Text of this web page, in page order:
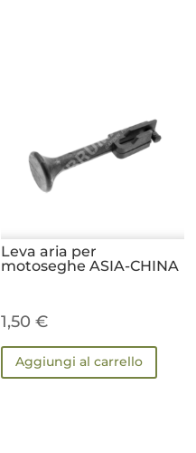
Leva aria per
motoseghe ASIA-CHINA
1,50€
Aggiungi al carrello